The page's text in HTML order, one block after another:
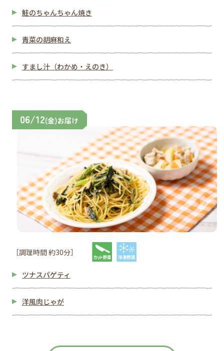
鮭のちゃんちゃん焼き
青菜の胡麻和え
すまし汁（わかめ・えのき）
06/12(金)お届け
［調理時間 約30分］
ツナスパゲティ
洋風肉じゃが